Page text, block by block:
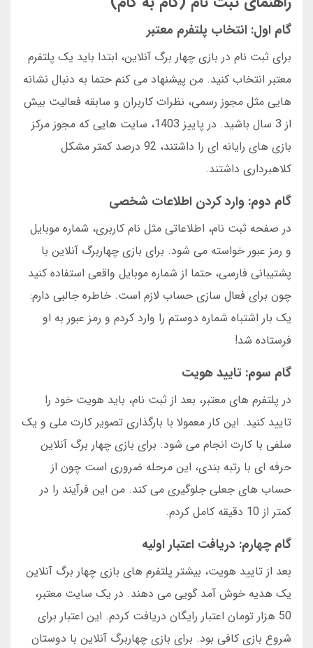
گام اول: انتخاب پلتفرم معتبر
برای ثبت نام در بازی چهار برگ آنلاین، ابتدا باید یک پلتفرم
معتبر انتخاب کنید. من پیشنهاد می کنم حتما به دنبال نشانه
هایی مثل مجوز رسمی، نظرات کاربران و سابقه فعالیت بیش
از 3 سال باشید. در پاییز 1403، سایت هایی که مجوز مرکز
بازی های رایانه ای را داشتند، 92 درصد کمتر مشکل
کلاهبرداری داشتند.
گام دوم: وارد کردن اطلاعات شخصی
در صفحه ثبت نام، اطلاعاتی مثل نام کاربری، شماره موبایل
و رمز عبور خواسته می شود. برای بازی چهاربرگ آنلاین با
پشتیبانی فارسی، حتما از شماره موبایل واقعی استفاده کنید
چون برای فعال سازی حساب لازم است. خاطره جالبی دارم:
یک بار اشتباه شماره دوستم را وارد کردم و رمز عبور به او
فرستاده شد!
گام سوم: تایید هویت
در پلتفرم های معتبر، بعد از ثبت نام، باید هویت خود را
تایید کنید. این کار معمولا با بارگذاری تصویر کارت ملی و یک
سلفی با کارت انجام می شود. برای بازی چهار برگ آنلاین
حرفه ای با رتبه بندی، این مرحله ضروری است چون از
حساب های جعلی جلوگیری می کند. من این فرآیند را در
کمتر از 10 دقیقه کامل کردم.
گام چهارم: دریافت اعتبار اولیه
بعد از تایید هویت، بیشتر پلتفرم های بازی چهار برگ آنلاین
یک هدیه خوش آمد گویی می دهند. در یک سایت معتبر،
50 هزار تومان اعتبار رایگان دریافت کردم. این اعتبار برای
شروع بازی کافی بود. برای بازی چهاربرگ آنلاین با دوستان